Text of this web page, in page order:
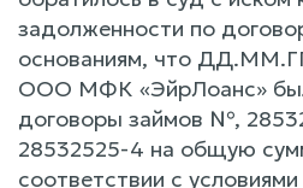
задолженности по
основаниям, что
ООО МФК «ЭйрЛоанс»
договоры займов №,
28532525-4 на общую
соответствии с